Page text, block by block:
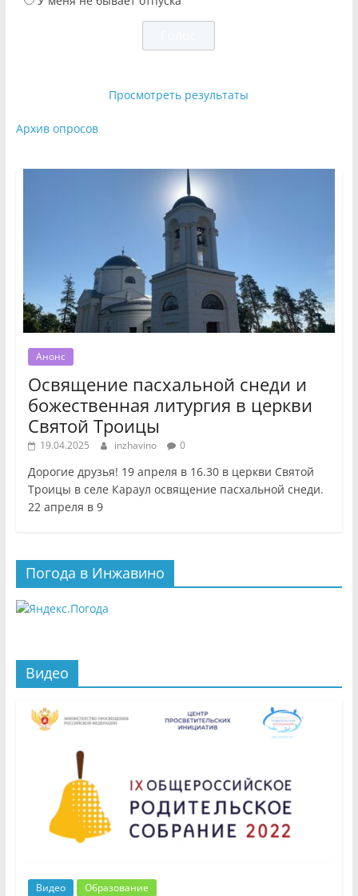
Просмотреть результаты
Архив опросов
Анонс
Освящение пасхальной снеди и
божественная литургия в церкви
Святой Троицы
19.04.2025 inzhavino 0
Дорогие друзья! 19 апреля в 16.30 в церкви Святой
Троицы в селе Караул освящение пасхальной снеди.
22 апреля в 9
Погода в Инжавино
Видео
Видео Образование